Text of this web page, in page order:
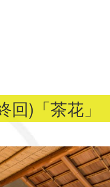
)「茶花」